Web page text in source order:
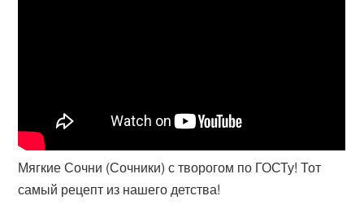
Мягкие Сочни (Сочники) с творогом по ГОСТу! Тот
самый рецепт из нашего детства!